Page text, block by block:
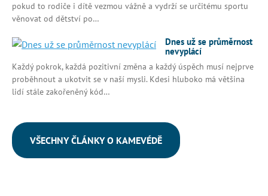
pokud to rodiče i dítě vezmou vážně a vydrží se určitému sportu
věnovat od dětství po…
Dnes už se průměrnost
nevyplácí
Každý pokrok, každá pozitivní změna a každý úspěch musí nejprve
proběhnout a ukotvit se v naší mysli. Kdesi hluboko má většina
lidí stále zakořeněný kód…
VŠECHNY ČLÁNKY O KAMEVÉDĚ